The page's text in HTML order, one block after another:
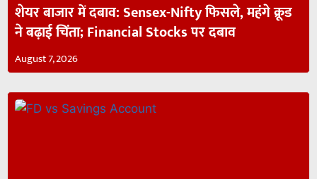
शेयर बाजार में दबाव: Sensex-Nifty फिसले, महंगे क्रूड
ने बढ़ाई चिंता; Financial Stocks पर दबाव
August 7, 2026